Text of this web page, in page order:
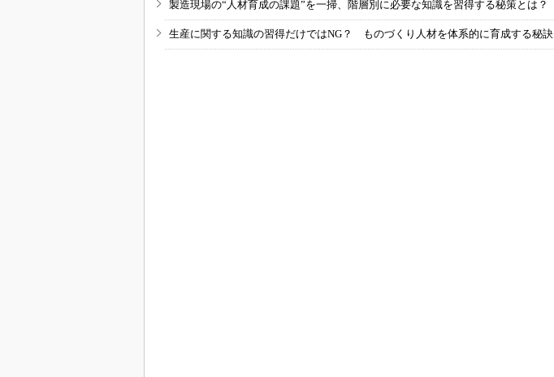
製造現場の“人材育成の課題”を一掃、階層別に必要な知識を習得する秘策とは？
生産に関する知識の習得だけではNG？ ものづくり人材を体系的に育成する秘訣